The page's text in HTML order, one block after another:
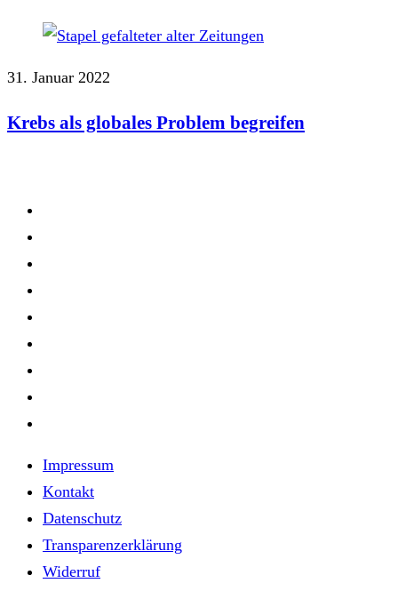
31. Januar 2022
Krebs als globales Problem begreifen
Impressum
Kontakt
Datenschutz
Transparenzerklärung
Widerruf